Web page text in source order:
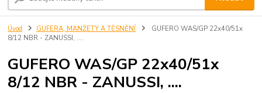
Úvod GUFERA, MANŽETY A TĚSNĚNÍ
GUFERO WAS/GP 22x40/51x
8/12 NBR - ZANUSSI, ....
GUFERO WAS/GP 22x40/51x
8/12 NBR - ZANUSSI, ....